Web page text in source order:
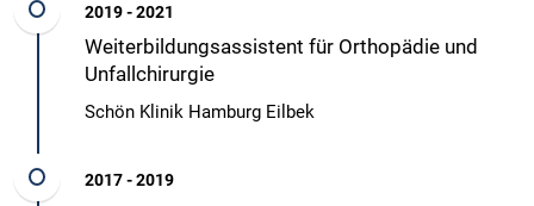
2019 - 2021
Weiterbildungsassistent für Orthopädie und
Unfallchirurgie
Schön Klinik Hamburg Eilbek
2017 - 2019